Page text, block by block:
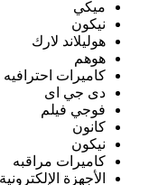
ميكي
نيكون
هوليلاند لارك
هوهم
كاميرات احترافيه
دى جي اى
فوجي فيلم
كانون
نيكون
كاميرات مراقبه
الأجهزة الإلكترونية